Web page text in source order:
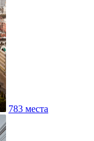
783 места